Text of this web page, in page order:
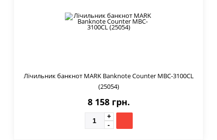
Лічильник банкнот MARK Banknote Counter MBC-3100CL
(25054)
8 158 грн.